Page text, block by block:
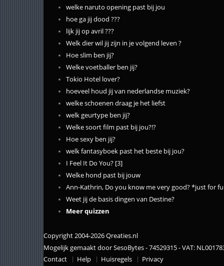
welke naruto opening past bij jou
hoe ga jij dood ???
lijk jij op avril ???
Welk dier wil jij zijn in je volgend leven ?
Hoe slim ben jij?
Welke voetballer ben jij?
Tokio Hotel lover?
hoeveel houd jij van nederlandse muziek?
welke schoenen draag je het liefst
welk geurtype ben jij?
Welke soort film past bij jou?!?
Hoe sexy ben jij?
welk fantasyboek past het beste bij jou?
I Feel It Do You? [3]
Welke hond past bij jouw
Ann-Kathrin, Do you know me very good? *just for
Weet jij de basis dingen van Destine?
Meer quizzen
Copyright 2004-2026 Qreaties.nl
Mogelijk gemaakt door SesoBytes - 74529315 - VAT:
Contact
Help Huisregels Privacy